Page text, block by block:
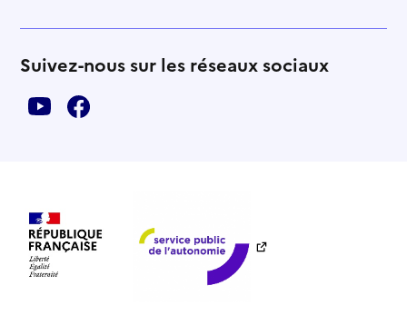
Suivez-nous sur les réseaux sociaux